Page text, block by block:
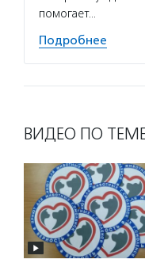
помогает…
Подробнее
ВИДЕО ПО